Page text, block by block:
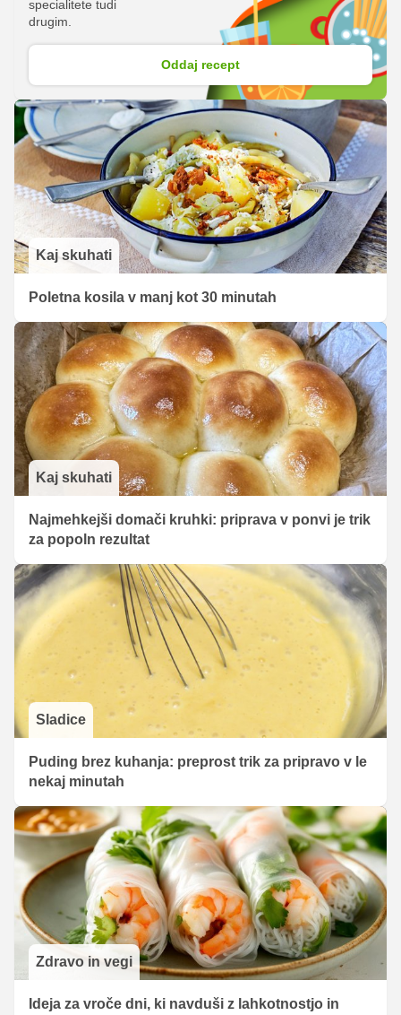
specialitete tudi
drugim.
Oddaj recept
Kaj skuhati
Poletna kosila v manj kot 30 minutah
Kaj skuhati
Najmehkejši domači kruhki: priprava v ponvi je trik
za popoln rezultat
Sladice
Puding brez kuhanja: preprost trik za pripravo v le
nekaj minutah
Zdravo in vegi
Ideja za vroče dni, ki navduši z lahkotnostjo in